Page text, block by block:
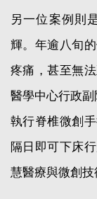
另一位案例則
輝。年逾八旬
疼痛，甚至無
醫學中心行政
執行脊椎微創
隔日即可下床
慧醫療與微創技